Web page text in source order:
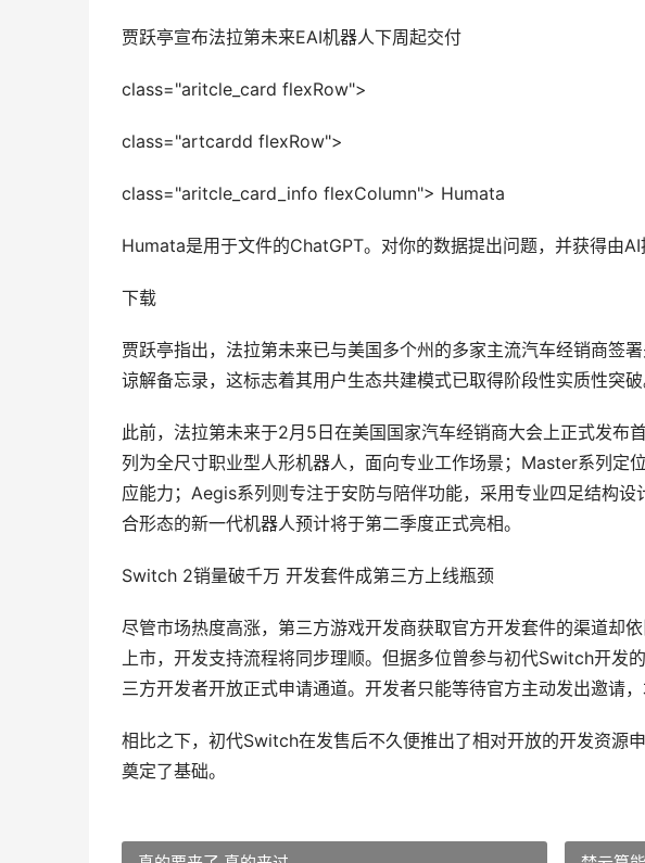
贾跃亭宣布法拉第未来EAI机器人下周起交付
class="aritcle_card flexRow">
class="artcardd flexRow">
class="aritcle_card_info flexColumn"> Humata
Humata是用于文件的ChatGPT。对你的数据提出问题，并获得由AI
下载
贾跃亭指出，法拉第未来已与美国多个州的多家主流汽车经销商签
谅解备忘录，这标志着其用户生态共建模式已取得阶段性实质性突破
此前，法拉第未来于2月5日在美国国家汽车经销商大会上正式发布
列为全尺寸职业型人形机器人，面向专业工作场景；Master系列定
应能力；Aegis系列则专注于安防与陪伴功能，采用专业四足结构
合形态的新一代机器人预计将于第二季度正式亮相。
Switch 2销量破千万 开发套件成第三方上线瓶颈
尽管市场热度高涨，第三方游戏开发商获取官方开发套件的渠道却
上市，开发支持流程将同步理顺。但据多位曾参与初代Switch开发
三方开发者开放正式申请通道。开发者只能等待官方主动发出邀请
相比之下，初代Switch在发售后不久便推出了相对开放的开发资源
奠定了基础。